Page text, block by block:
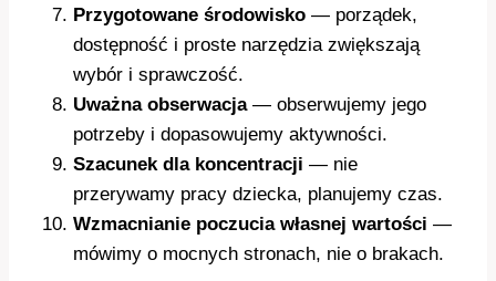
Przygotowane środowisko — porządek,
dostępność i proste narzędzia zwiększają
wybór i sprawczość.
Uważna obserwacja— obserwujemy jego
potrzeby i dopasowujemy aktywności.
Szacunek dla koncentracji — nie
przerywamy pracy dziecka, planujemy czas.
Wzmacnianie poczucia własnej wartości —
mówimy o mocnych stronach, nie o brakach.